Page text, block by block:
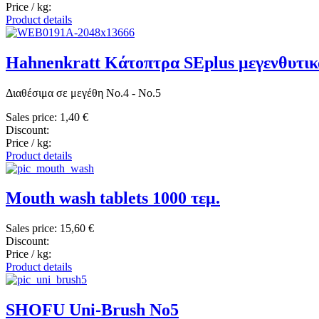
Price / kg:
Product details
Hahnenkratt Κάτοπτρα SEplus
Διαθέσιμα σε μεγέθη Νο.4 - Νο.5
Sales price: 1,40 €
Discount:
Price / kg:
Product details
Mouth wash tablets 1000 τεμ.
Sales price: 15,60 €
Discount:
Price / kg:
Product details
SHOFU Uni-Brush No5